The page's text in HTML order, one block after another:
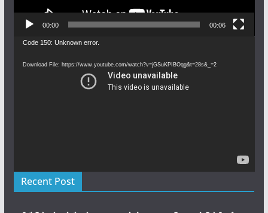
00:00 00:06
Video
Code 150: Unknown error.
Download File: https://www.youtube.com/watch?v=jGSuKPIBOqg&t=28s&_=2
Recent Post